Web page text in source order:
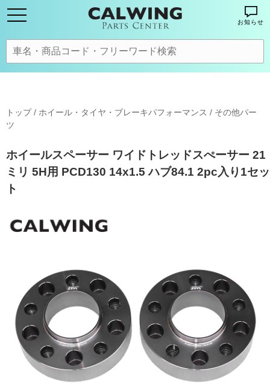
お知らせ
トップ/ ホイール・タイヤ・ブレーキパフォーマンス / その他パー
ツ
ホイールスペーサー ワイドトレッドスぺーサー 21
ミリ 5H用 PCD130 14x1.5 ハブ84.1 2pc入り1セッ
ト